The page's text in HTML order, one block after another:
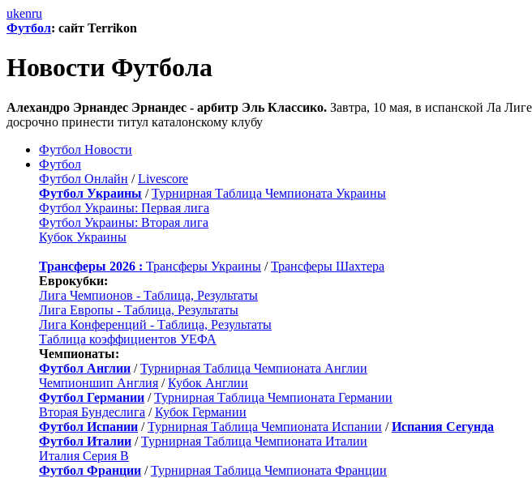
ukenru
Футбол: сайт Terrikon
Новости Футбола
Алехандро Эрнандес Эрнандес - арбитр Эль Классико. Завтра, 10 мая, в испанской Ла
досрочно принести титул каталонскому клубу
Футбол Новости
Футбол
Футбол Онлайн /Livescore
Футбол Украины /Турнирная Таблица Чемпионата Украины
Футбол Украины: Первая лига
Футбол Украины: Вторая лига
Кубок Украины
Трансферы 2026 : Трансферы Украины /Трансферы Шахтера
Еврокубки:
Лига Чемпионов - Таблица, Результаты
Лига Европы - Таблица, Результаты
Лига Конференций - Таблица, Результаты
Таблица коэффициентов УЕФА
Чемпионаты:
Футбол Англии /Турнирная Таблица Чемпионата Англии
Чемпионшип Англия /Кубок Англии
Футбол Германии /Турнирная Таблица Чемпионата Германии
Вторая Бундеслига /Кубок Германии
Футбол Испании /Турнирная Таблица Чемпионата Испании /Испания Сегунда
Футбол Италии /Турнирная Таблица Чемпионата Италии
Италия Серия B
Футбол Франции /Турнирная Таблица Чемпионата Франции